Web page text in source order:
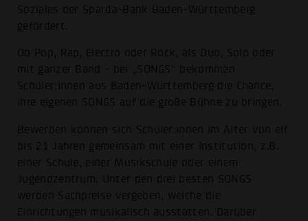
Soziales der Sparda-Bank Baden-Württemberg
gefördert.
Ob Pop, Rap, Electro oder Rock, als Duo, Solo oder
mit ganzer Band - bei „SONGS“ bekommen
Schüler:innen aus Baden-Württemberg die Chance,
ihre eigenen SONGS auf die große Bühne zu bringen.
Bewerben können sich Schüler:innen im Alter von elf
bis 21 Jahren gemeinsam mit einer Institution, z.B.
einer Schule, einer Musikschule oder einem
Jugendzentrum. Unter den drei besten SONGS
werden Sachpreise vergeben, welche die
Einrichtungen musikalisch ausstatten. Darüber